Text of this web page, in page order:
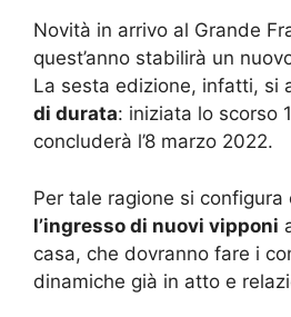
Novità in arrivo al Grande
quest’anno stabilirà un
La sesta edizione, infatti, si
di durata: iniziata lo scorso
concluderà l’8 marzo 2022.
Per tale ragione si configura
l’ingresso di nuovi vipponi
casa, che dovranno fare i
dinamiche già in atto e